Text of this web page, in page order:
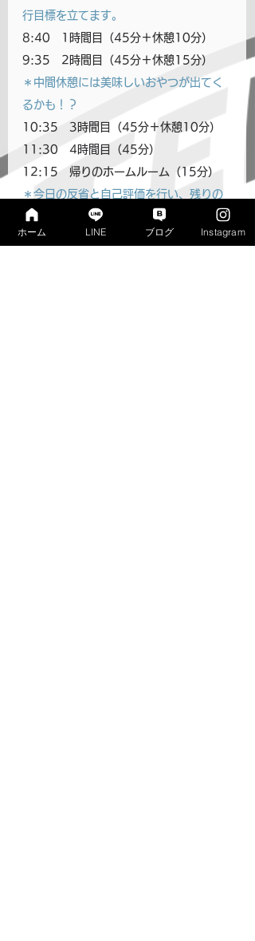
行目標を立てます。
8:40　1時間目（45分＋休憩10分）
9:35　2時間目（45分＋休憩15分）
＊中間休憩には美味しいおやつが出てく
るかも！？
10:35　3時間目（45分＋休憩10分）
11:30　4時間目（45分）
12:15　帰りのホームルーム（15分）
＊今日の反省と自己評価を行い、残りの
宿題の進行目標を立てます。
12:30　解散
ホーム LINE ブログ Instagram